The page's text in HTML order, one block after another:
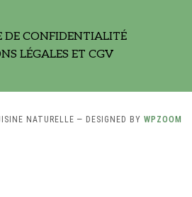
DE CONFIDENTIALITÉ
LÉGALES ET CGV
NATURELLE — DESIGNED BY WPZOOM